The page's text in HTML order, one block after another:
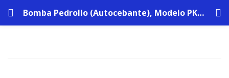
Bomba Pedrollo (Autocebante), Modelo PKSm60 | 1″ x 1″ | 0,5 HP | 2,5 Amp | 220 V